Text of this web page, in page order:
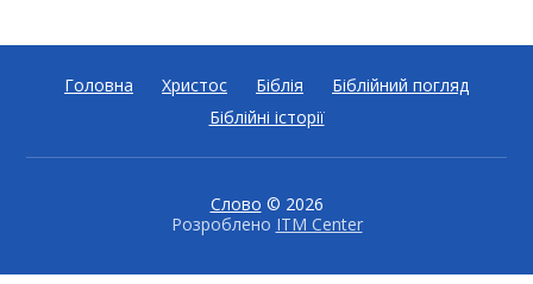
Головна Христос Біблія
Біблійний погляд
Біблійні історії
Слово © 2026
Розроблено ITM Center